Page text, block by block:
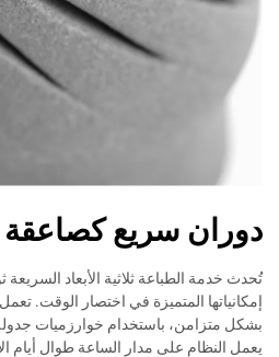
دوران سريع كصاعقة
تُحدث خدمة الطباعة ثلاثية الأبعاد
إمكانياتها المتميزة في اختصار الوقت.
بشكل متزامن، باستخدام خوارزميات
يعمل النظام على مدار الساعة طوال أيام